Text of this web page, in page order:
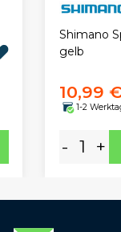
Shimano
gelb
10,99
1-2
- +